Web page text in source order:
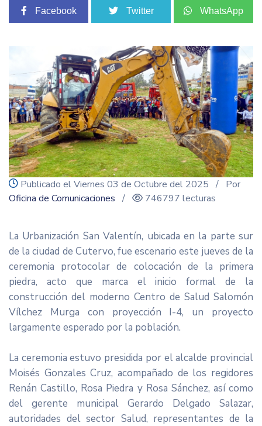
Facebook Twitter WhatsApp
icon
Publicado el Viernes 03 de Octubre del 2025 / Por
Oficina de Comunicaciones / 746797 lecturas
La Urbanización San Valentín, ubicada en la parte sur
de la ciudad de Cutervo, fue escenario este jueves de la
ceremonia protocolar de colocación de la primera
piedra, acto que marca el inicio formal de la
construcción del moderno Centro de Salud Salomón
Vílchez Murga con proyección I-4, un proyecto
largamente esperado por la población.
La ceremonia estuvo presidida por el alcalde provincial
Moisés Gonzales Cruz, acompañado de los regidores
Renán Castillo, Rosa Piedra y Rosa Sánchez, así como
del gerente municipal Gerardo Delgado Salazar,
autoridades del sector Salud, representantes de la